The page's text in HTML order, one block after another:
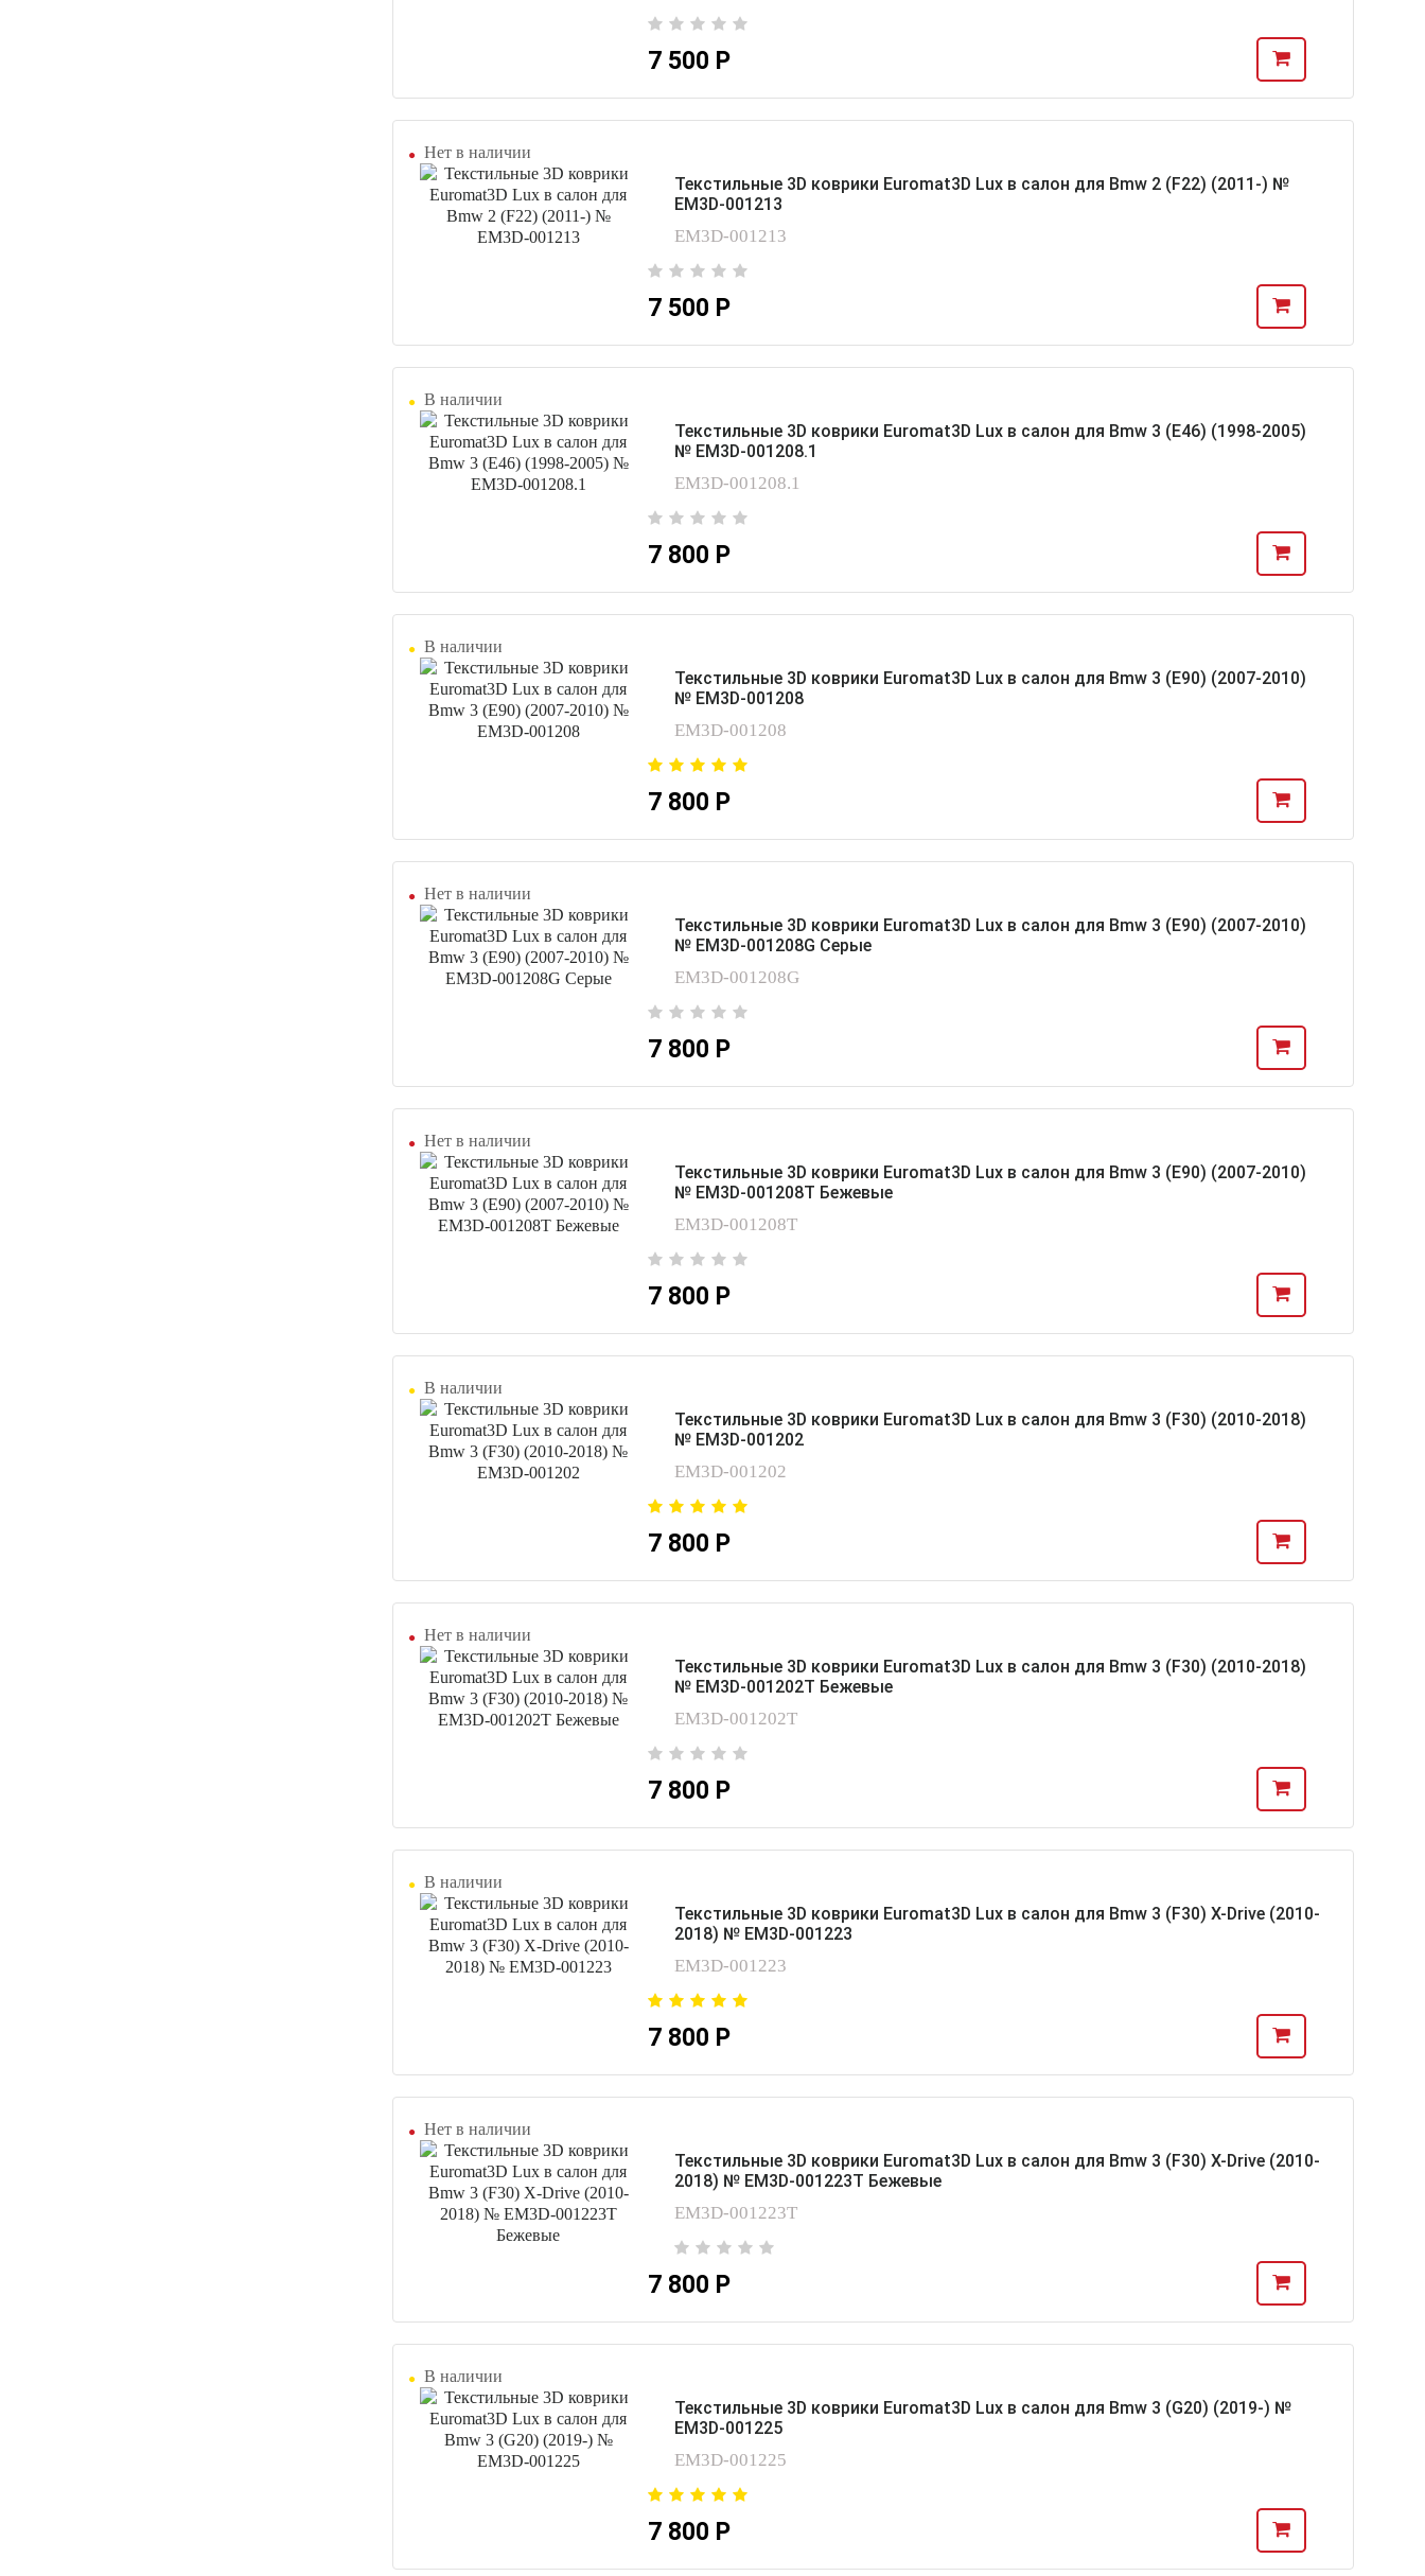
7 500 Р
Нет в наличии
Текстильные 3D коврики Euromat3D Lux в салон для Bmw 2 (F22) (2011-) №
EM3D-001213
EM3D-001213
7 500 Р
В наличии
Текстильные 3D коврики Euromat3D Lux в салон для Bmw 3 (E46) (1998-2005)
№ EM3D-001208.1
EM3D-001208.1
7 800 Р
В наличии
Текстильные 3D коврики Euromat3D Lux в салон для Bmw 3 (E90) (2007-2010)
№ EM3D-001208
EM3D-001208
7 800 Р
Нет в наличии
Текстильные 3D коврики Euromat3D Lux в салон для Bmw 3 (E90) (2007-2010)
№ EM3D-001208G Серые
EM3D-001208G
7 800 Р
Нет в наличии
Текстильные 3D коврики Euromat3D Lux в салон для Bmw 3 (E90) (2007-2010)
№ EM3D-001208T Бежевые
EM3D-001208T
7 800 Р
В наличии
Текстильные 3D коврики Euromat3D Lux в салон для Bmw 3 (F30) (2010-2018)
№ EM3D-001202
EM3D-001202
7 800 Р
Нет в наличии
Текстильные 3D коврики Euromat3D Lux в салон для Bmw 3 (F30) (2010-2018)
№ EM3D-001202T Бежевые
EM3D-001202T
7 800 Р
В наличии
Текстильные 3D коврики Euromat3D Lux в салон для Bmw 3 (F30) X-Drive (2010-
2018) № EM3D-001223
EM3D-001223
7 800 Р
Нет в наличии
Текстильные 3D коврики Euromat3D Lux в салон для Bmw 3 (F30) X-Drive (2010-
2018) № EM3D-001223T Бежевые
EM3D-001223T
7 800 Р
В наличии
Текстильные 3D коврики Euromat3D Lux в салон для Bmw 3 (G20) (2019-) №
EM3D-001225
EM3D-001225
7 800 Р